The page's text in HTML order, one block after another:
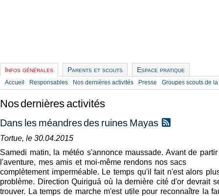
Infos générales Parents et scouts Espace pratique
Accueil Responsables Nos dernières activités Presse Groupes scouts de
Nos dernières activités
Dans les méandres des ruines Mayas
Tortue, le 30.04.2015
Samedi matin, la météo s'annonce maussade. Avant de
l'aventure, mes amis et moi-même rendons nos sacs
complètement imperméable. Le temps qu'il fait n'est alors
problème. Direction Quiriguá où la dernière cité d'or devrait
trouver. La temps de marche m'est utile pour reconnaître la